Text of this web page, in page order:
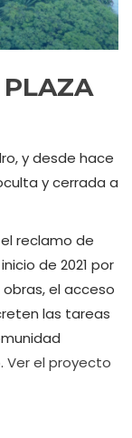
PLAZA
y desde hace
y cerrada a
reclamo de
de 2021 por
el acceso
las tareas
Ver el proyecto